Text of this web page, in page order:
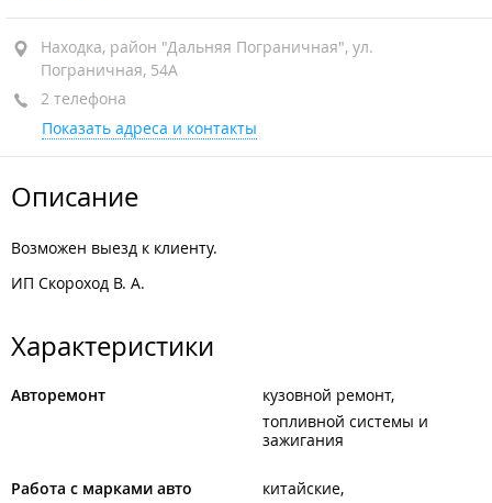
Находка, район "Дальняя Пограничная", ул.
Пограничная, 54А
2 телефона
Показать адреса и контакты
Описание
Возможен выезд к клиенту.
ИП Скороход В. А.
Характеристики
Авторемонт
кузовной ремонт
топливной системы и
зажигания
Работа с марками авто
китайские